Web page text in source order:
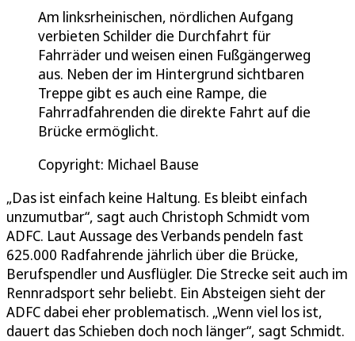
Am linksrheinischen, nördlichen Aufgang
verbieten Schilder die Durchfahrt für
Fahrräder und weisen einen Fußgängerweg
aus. Neben der im Hintergrund sichtbaren
Treppe gibt es auch eine Rampe, die
Fahrradfahrenden die direkte Fahrt auf die
Brücke ermöglicht.
Copyright: Michael Bause
„Das ist einfach keine Haltung. Es bleibt einfach
unzumutbar“, sagt auch Christoph Schmidt vom
ADFC. Laut Aussage des Verbands pendeln fast
625.000 Radfahrende jährlich über die Brücke,
Berufspendler und Ausflügler. Die Strecke seit auch im
Rennradsport sehr beliebt. Ein Absteigen sieht der
ADFC dabei eher problematisch. „Wenn viel los ist,
dauert das Schieben doch noch länger“, sagt Schmidt.